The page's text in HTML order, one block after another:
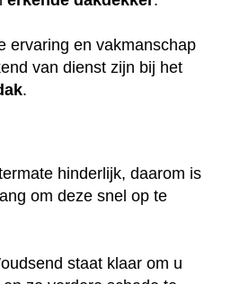
ervaring en vakmanschap
van dienst zijn bij het
.
hinderlijk, daarom is
om deze snel op te
staat klaar om u